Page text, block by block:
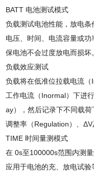
BATT 电池测试模式
负载测试电池性能，放电条
电压、时间、电流容量或
保电池不会过度放电而损坏
负载效应测试
负载将在低准位拉载电流（
工作电流（Inormal）下进
ay），然后记录下不同载
调整率（Regulation）、ΔV
TIME 时间量测模式
在 0s至100000s范围内测
应用于电池的充、放电试验